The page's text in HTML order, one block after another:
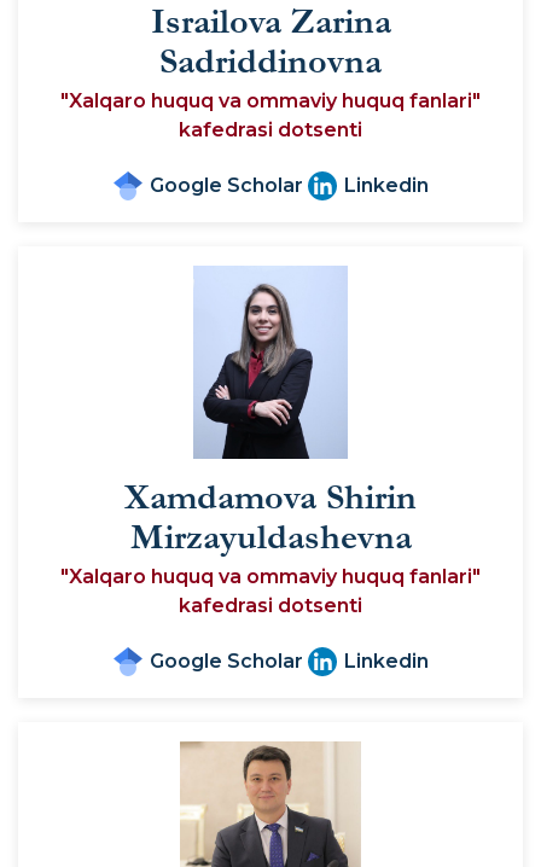
Israilova Zarina
Sadriddinovna
"Xalqaro huquq va ommaviy huquq fanlari"
kafedrasi dotsenti
Google Scholar Linkedin
Xamdamova Shirin
Mirzayuldashevna
"Xalqaro huquq va ommaviy huquq fanlari"
kafedrasi dotsenti
Google Scholar Linkedin